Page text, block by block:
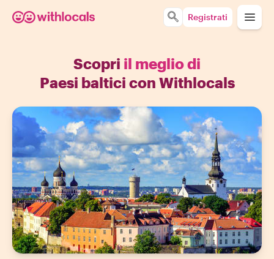
Registrati
Scopri il meglio di
Paesi baltici con Withlocals